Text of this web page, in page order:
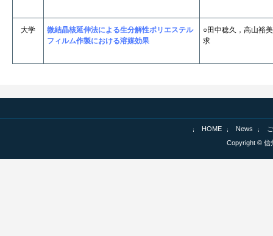
大学
微結晶核延伸法による生分解性ポリエステル
フィルム作製における溶媒効果
○田中稔久，高山裕
求
HOME News
Copyright © 信